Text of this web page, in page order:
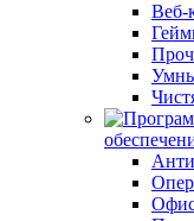
Веб-